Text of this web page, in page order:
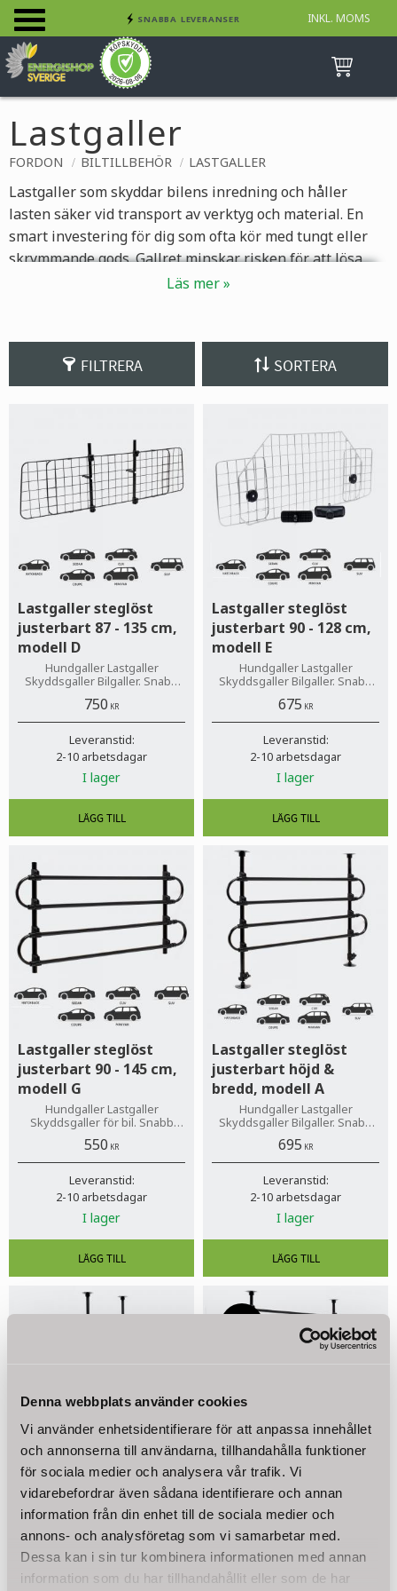
Denna webbplats använder cookies
Vi använder enhetsidentifierare för att anpassa innehållet
och annonserna till användarna, tillhandahålla funktioner
för sociala medier och analysera vår trafik. Vi
vidarebefordrar även sådana identifierare och annan
information från din enhet till de sociala medier och
annons- och analysföretag som vi samarbetar med.
Dessa kan i sin tur kombinera informationen med annan
information som du har tillhandahållit eller som de har
Meny
INKL. MOMS
SNABBA LEVERANSER
BETALA SÄKERT MED KORT, FAKTURA &
SWISH
Lastgaller
FORDON BILTILLBEHÖR LASTGALLER
Lastgaller som skyddar bilens inredning och håller
lasten säker vid transport av verktyg och material. En
smart investering för dig som ofta kör med tungt eller
skrymmande gods. Gallret minskar risken för att lösa
föremål flyttar sig och orsakar skador vid inbromsning.
med lastutrymme.
FILTRERA SORTERA
Lastgaller steglöst
justerbart 87 - 135 cm,
modell D
Hundgaller Lastgaller
Skyddsgaller Bilgaller. Snabb
750 KR
Leveranstid:
2-10 arbetsdagar
I lager
Lastgaller steglöst
justerbart 90 - 128 cm,
modell E
Hundgaller Lastgaller
Skyddsgaller Bilgaller. Snabb
675 KR
Leveranstid:
2-10 arbetsdagar
I lager
Lastgaller steglöst
justerbart 90 - 145 cm,
modell G
Hundgaller Lastgaller
Skyddsgaller för bil. Snabb
550 KR
Leveranstid:
2-10 arbetsdagar
I lager
Lastgaller steglöst
justerbart höjd &
bredd, modell A
Hundgaller Lastgaller
Skyddsgaller Bilgaller. Snabb
695 KR
Leveranstid:
2-10 arbetsdagar
I lager
Lastgaller steglöst
justerbart höjd &
bredd, modell B
Hundgaller Lastgaller
Skyddsgaller Bilgaller. Snabb
leverans!
Lastgaller steglöst
justerbart höjd &
bredd, modell C
Hundgaller Lastgaller
Skyddsgaller Bilgaller. Snabb
leverans!
600